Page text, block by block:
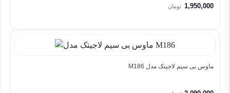
1,950,000 تومان
ماوس بی سیم لاجیتک مدل M186